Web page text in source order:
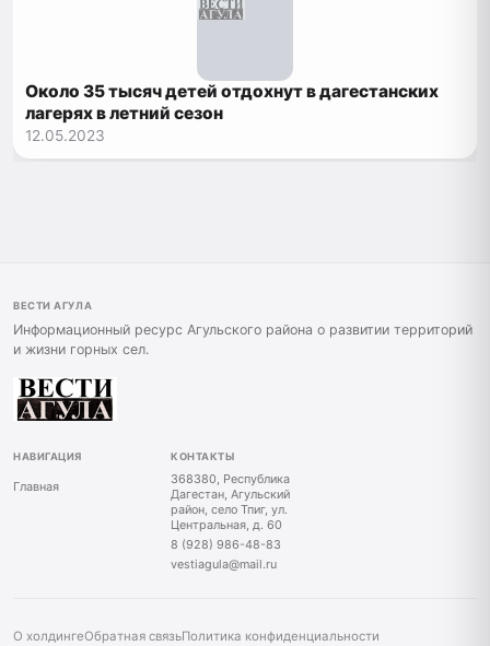
Около 35 тысяч детей отдохнут в дагестанских
лагерях в летний сезон
12.05.2023
ВЕСТИ АГУЛА
Информационный ресурс Агульского района о развитии территорий
и жизни горных сел.
НАВИГАЦИЯ
Главная
КОНТАКТЫ
368380, Республика
Дагестан, Агульский
район, село Тпиг, ул.
Центральная, д. 60
8 (928) 986-48-83
vestiagula@mail.ru
О холдингеОбратная связьПолитика конфиденциальности